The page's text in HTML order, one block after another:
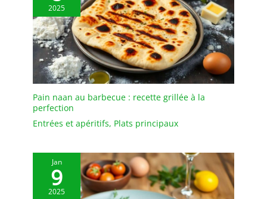
2025
Pain naan au barbecue : recette grillée à la
perfection
Entrées et apéritifs, Plats principaux
Jan
9
2025